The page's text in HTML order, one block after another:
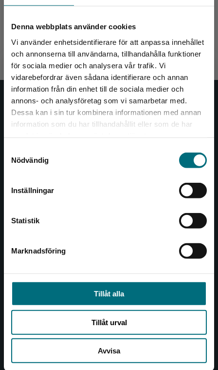
Denna webbplats använder cookies
Vi använder enhetsidentifierare för att anpassa innehållet
och annonserna till användarna, tillhandahålla funktioner
för sociala medier och analysera vår trafik. Vi
vidarebefordrar även sådana identifierare och annan
information från din enhet till de sociala medier och
annons- och analysföretag som vi samarbetar med.
Dessa kan i sin tur kombinera informationen med annan
information som du har tillhandahållit eller som de har
Nödvändig
Inställningar
Statistik
Marknadsföring
Tillåt alla
Tillåt urval
Avvisa
Begränsad fraktregion
Det verkar som att du besöker
Sverige. För att kunna slutföra ett köp måste
Exkl. moms: 121 kr
Nypon och Vilja
Nypon och Vilja förlag ger ut böcker som väcker läslust
och öppnar dörren till nya världar och möjligheter för
Nypon och Vilja förlag är en del av Studentlitteratur.
Kontakta oss
Box 141
Besöksadress:
226 60 Lund
Kundservice